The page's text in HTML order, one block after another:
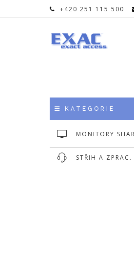
+420 251 115 500
KATEGORIE
MONITORY
STŘIH A ZPRAC.